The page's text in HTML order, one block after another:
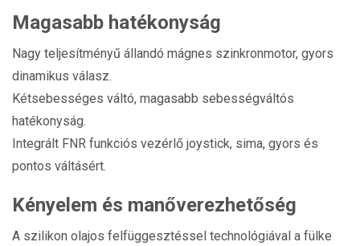
Magasabb hatékonyság
Nagy teljesítményű állandó mágnes szinkronmotor, gyors
dinamikus válasz.
Kétsebességes váltó, magasabb sebességváltós
hatékonyság.
Integrált FNR funkciós vezérlő joystick, sima, gyors és
pontos váltásért.
Kényelem és manőverezhetőség
A szilikon olajos felfüggesztéssel technológiával a fülke